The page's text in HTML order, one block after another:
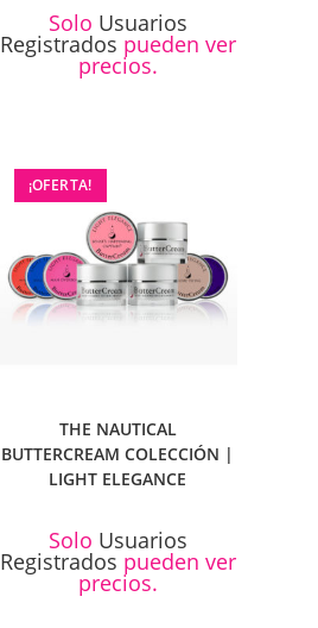
Solo Usuarios
Registrados pueden ver
precios.
¡OFERTA!
THE NAUTICAL
BUTTERCREAM COLECCIÓN |
LIGHT ELEGANCE
Solo Usuarios
Registrados pueden ver
precios.